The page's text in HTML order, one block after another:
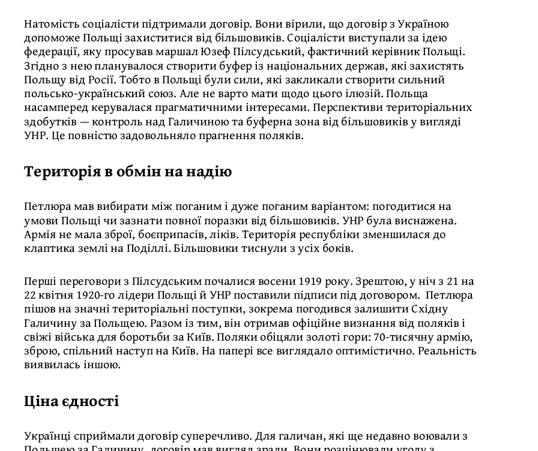
Натомість соціалісти підтримали договір. Вони вірили, що договір з Україною
допоможе Польщі захиститися від більшовиків. Соціалісти виступали за ідею
федерації, яку просував маршал Юзеф Пілсудський, фактичний керівник Польщі.
Згідно з нею планувалося створити буфер із національних держав, які захистять
Польщу від Росії. Тобто в Польщі були сили, які закликали створити сильний
польсько-український союз. Але не варто мати щодо цього ілюзій. Польща
насамперед керувалася прагматичними інтересами. Перспективи територіальних
здобутків — контроль над Галичиною та буферна зона від більшовиків у вигляді
УНР. Це повністю задовольняло прагнення поляків.
Територія в обмін на надію
Петлюра мав вибирати між поганим і дуже поганим варіантом: погодитися на
умови Польщі чи зазнати повної поразки від більшовиків. УНР була виснажена.
Армія не мала зброї, боєприпасів, ліків. Територія республіки зменшилася до
клаптика землі на Поділлі. Більшовики тиснули з усіх боків.
Перші переговори з Пілсудським почалися восени 1919 року. Зрештою, у ніч з 21 на
22 квітня 1920-го лідери Польщі й УНР поставили підписи під договором. Петлюра
пішов на значні територіальні поступки, зокрема погодився залишити Східну
Галичину за Польщею. Разом із тим, він отримав офіційне визнання від поляків і
свіжі війська для боротьби за Київ. Поляки обіцяли золоті гори: 70-тисячну армію,
зброю, спільний наступ на Київ. На папері все виглядало оптимістично. Реальність
виявилась іншою.
Ціна єдності
Українці сприймали договір суперечливо. Для галичан, які ще недавно воювали з